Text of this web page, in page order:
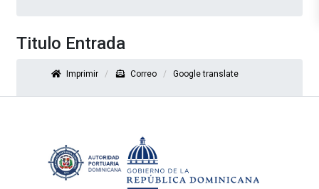
Titulo Entrada
Imprimir Correo Google translate